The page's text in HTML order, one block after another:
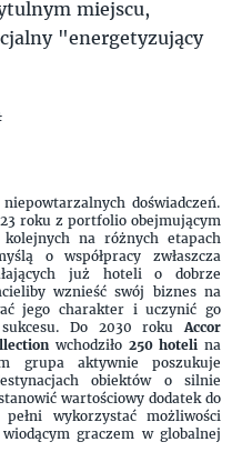
miejscu,
"energetyzujący
doświadczeń.
roku z portfolio obejmującym
na różnych etapach
o współpracy zwłaszcza
już hoteli o dobrze
wznieść swój biznes na
jego charakter i uczynić go
sukcesu. Do 2030 rokuAccor
wchodziło 250 hotelina
grupa aktywnie poszukuje
obiektów o silnie
wartościowy dodatek do
wykorzystać możliwości
graczem w globalnej